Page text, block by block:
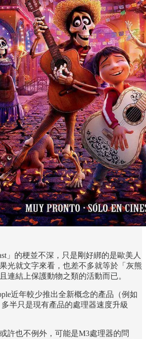
」的梗並不深，只是剛好綁的是歐美人
光就文字來看，也差不多就等於「灰熊
連結上保護動物之類的活動而已。
近年較少推出全新概念的產品（例如
多半只是現有產品的處理器速度升級
許也不例外，可能是M3處理器的問